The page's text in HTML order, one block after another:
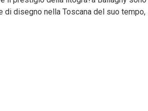
disegno nella Toscana del suo tempo,